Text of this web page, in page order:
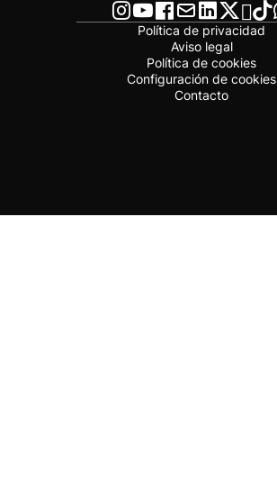
Política de privacidad
Aviso legal
Política de cookies
Configuración de cookies
Contacto